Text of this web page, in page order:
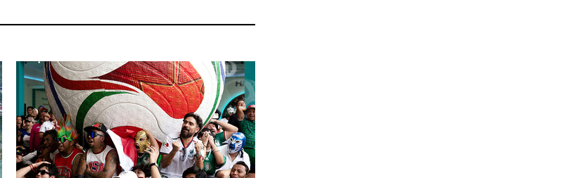
официальный отказ в визах от
вчера, 21:15Пентагон
опубликовал 16 новых видео с
НЛО
вчера, 21:00На границе
Украины с Польшей скопилось
свыше 6,5 тысячи грузовиков
вчера, 20:53Швыдкой:
«Интервидение» точно